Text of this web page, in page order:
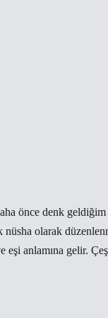
önce denk
olarak
eşi anlamına gelir.